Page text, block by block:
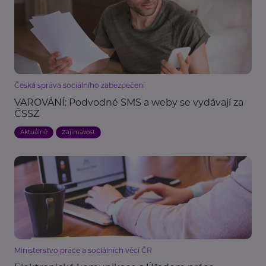
Česká správa sociálního zabezpečení
VAROVÁNÍ: Podvodné SMS a weby se vydávají za
ČSSZ
Aktuálně Zajímavost
Ministerstvo práce a sociálních věcí ČR